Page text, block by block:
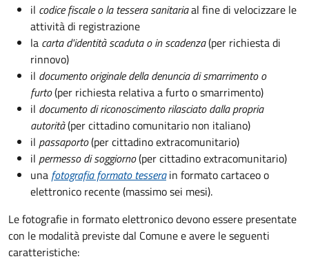
il codice fiscale o la tessera sanitariaal fine di velocizzare le
attività di registrazione
la carta d'identità scaduta o in scadenza(per richiesta di
rinnovo)
il documento originale della denuncia di smarrimento o
furto(per richiesta relativa a furto o smarrimento)
il documento di riconoscimento rilasciato dalla propria
autorità(per cittadino comunitario non italiano)
il passaporto(per cittadino extracomunitario)
il permesso di soggiorno(per cittadino extracomunitario)
una fotografia formato tessera in formato cartaceo o
elettronico recente (massimo sei mesi).
Le fotografie in formato elettronico devono essere presentate
con le modalità previste dal Comune e avere le seguenti
caratteristiche: